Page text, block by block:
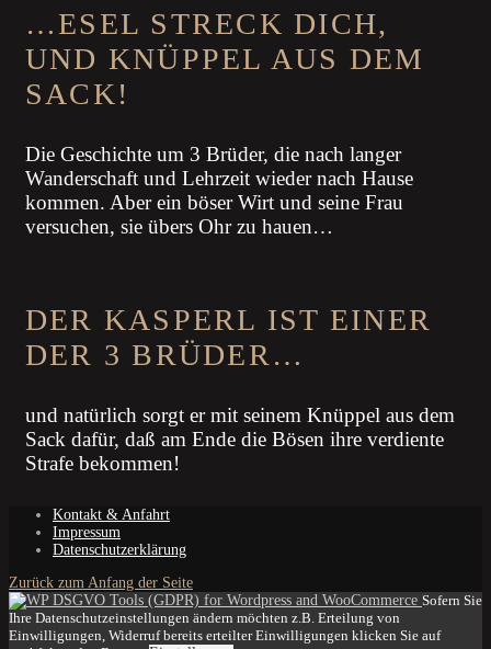
…ESEL STRECK DICH,
UND KNÜPPEL AUS DEM
SACK!
Die Geschichte um 3 Brüder, die nach langer
Wanderschaft und Lehrzeit wieder nach Hause
kommen. Aber ein böser Wirt und seine Frau
versuchen, sie übers Ohr zu hauen…
DER KASPERL IST EINER
DER 3 BRÜDER…
und natürlich sorgt er mit seinem Knüppel aus dem
Sack dafür, daß am Ende die Bösen ihre verdiente
Strafe bekommen!
Kontakt & Anfahrt
Impressum
Datenschutzerklärung
Zurück zum Anfang der Seite
Sofern Sie
Ihre Datenschutzeinstellungen ändern möchten z.B. Erteilung von
Einwilligungen, Widerruf bereits erteilter Einwilligungen klicken Sie auf